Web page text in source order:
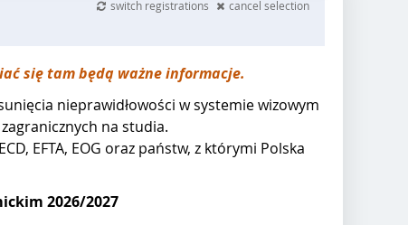
switch registrations
cancel selection
się tam będą ważne informacje.
nieprawidłowości w systemie wizowym
na studia.
EFTA, EOG oraz państw, z którymi Polska
2026/2027